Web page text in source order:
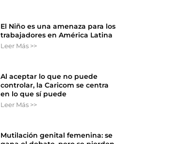
El Niño es una amenaza para los
trabajadores en América Latina
Leer Más >>
Al aceptar lo que no puede
controlar, la Caricom se centra
en lo que sí puede
Leer Más >>
Mutilación genital femenina: se